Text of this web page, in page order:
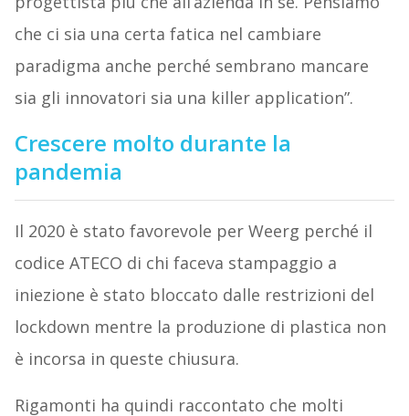
che ci sia una certa fatica nel cambiare
paradigma anche perché sembrano mancare
sia gli innovatori sia una killer application”.
Crescere molto durante la
pandemia
Il 2020 è stato favorevole per Weerg perché il
codice ATECO di chi faceva stampaggio a
iniezione è stato bloccato dalle restrizioni del
lockdown mentre la produzione di plastica non
è incorsa in queste chiusura.
Rigamonti ha quindi raccontato che molti